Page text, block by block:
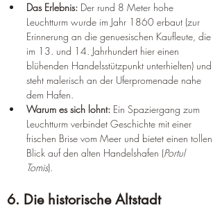
Das Erlebnis: Der rund 8 Meter hohe
Leuchtturm wurde im Jahr 1860 erbaut (zur
Erinnerung an die genuesischen Kaufleute, die
im 13. und 14. Jahrhundert hier einen
blühenden Handelsstützpunkt unterhielten) und
steht malerisch an der Uferpromenade nahe
dem Hafen.
Warum es sich lohnt: Ein Spaziergang zum
Leuchtturm verbindet Geschichte mit einer
frischen Brise vom Meer und bietet einen tollen
Blick auf den alten Handelshafen (Portul
Tomis).
6. Die historische Altstadt